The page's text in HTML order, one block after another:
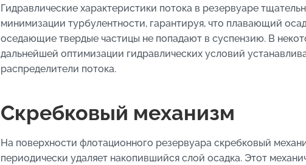
Гидравлические характеристики потока в резервуаре
минимизации турбулентности, гарантируя, что плавающий
оседающие твердые частицы не попадают в суспензию. В
дальнейшей оптимизации гидравлических условий
распределители потока.
Скребковый механизм
На поверхности флотационного резервуара скребковый
периодически удаляет накопившийся слой осадка. Этот